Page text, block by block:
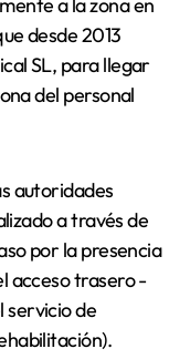
desde 2013
SL, para llegar
del personal
autoridades
a través de
por la presencia
acceso trasero -
servicio de